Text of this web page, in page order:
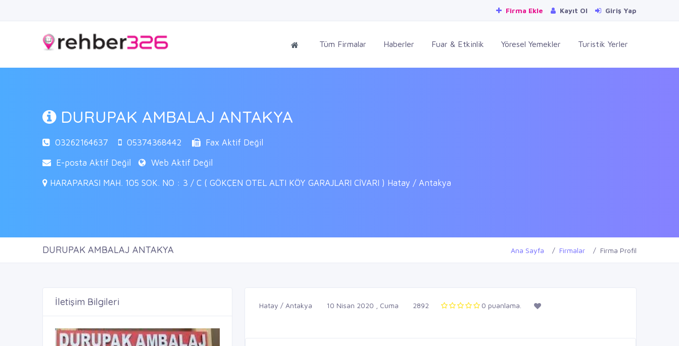
Firma Ekle Kayıt Ol Giriş Yap
Tüm Firmalar Haberler Fuar & Etkinlik Yöresel Yemekler Turistik Yerler
DURUPAK AMBALAJ ANTAKYA
03262164637 05374368442
Fax Aktif Değil
E-posta Aktif Değil
Web Aktif Değil
HARAPARASI MAH. 105 SOK. NO : 3 / C ( GÖKÇEN OTEL ALTI KÖY GARAJLARI CİVARI ) Hatay / Antakya
DURUPAK AMBALAJ ANTAKYA Ana Sayfa Firmalar Firma Profil
İletişim Bilgileri Hatay / Antakya 10 Nisan 2020 , Cuma 2892 0 puanlama.